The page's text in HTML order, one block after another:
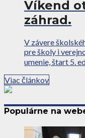
Víkend
záhrad.
V závere
pre školy i
umenie, štart 5.
Viac článkov
Populárne na